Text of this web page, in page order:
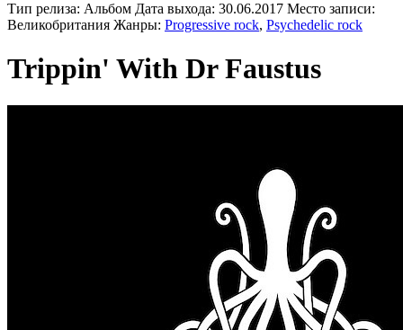
Тип релиза: Альбом Дата выхода: 30.06.2017 Место записи:
Великобритания Жанры: Progressive rock, Psychedelic rock
Trippin' With Dr Faustus